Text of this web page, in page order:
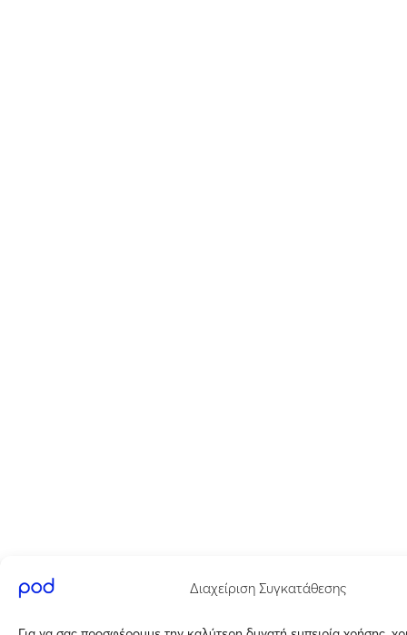
Διαχείριση Συγκατάθεσης